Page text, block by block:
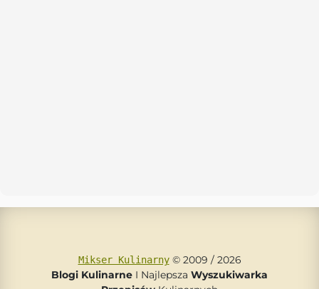
Mikser Kulinarny© 2009 / 2026
Blogi Kulinarne I Najlepsza Wyszukiwarka